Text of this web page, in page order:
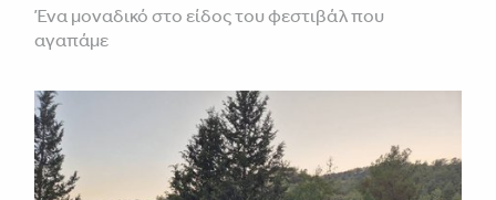
Ένα μοναδικό στο είδος του φεστιβάλ που
αγαπάμε